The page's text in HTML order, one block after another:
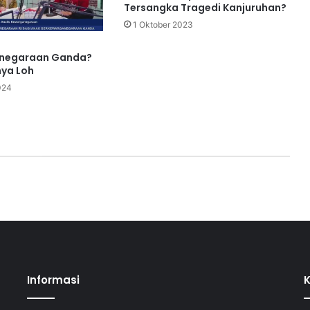
Ganda?
Loh
Tersangka Tragedi Kanjuruhan?
1 Oktober 2023
Informasi